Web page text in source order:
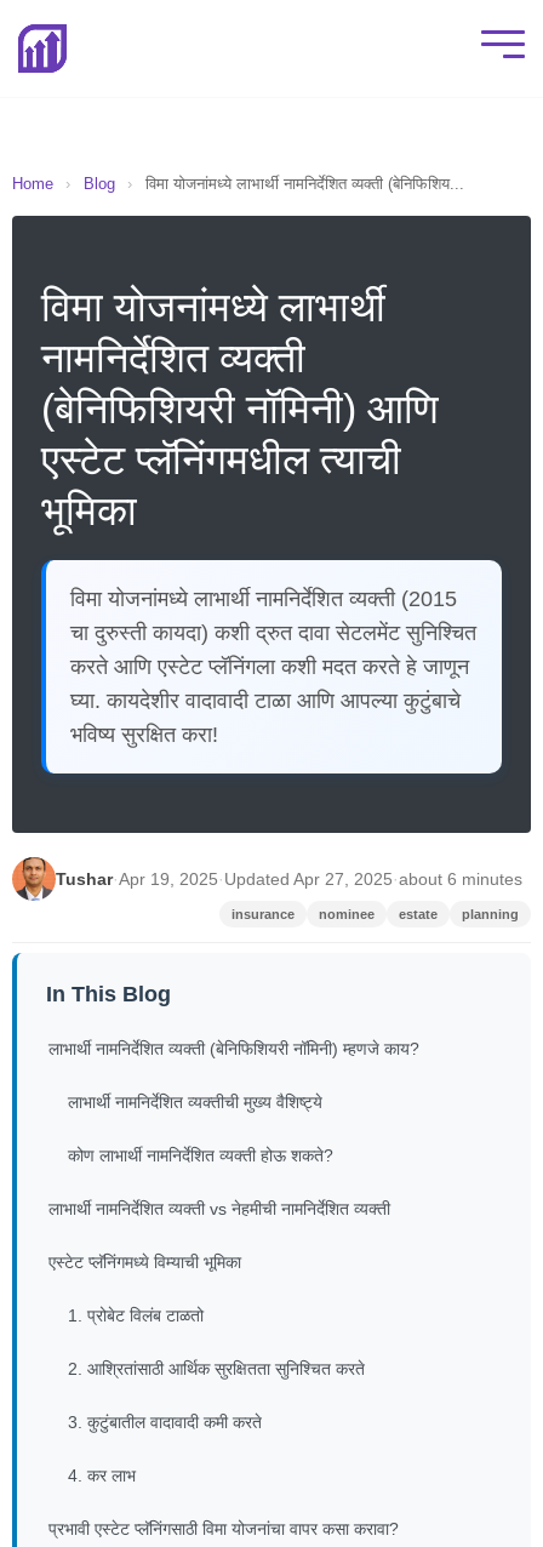
Home › Blog › विमा योजनांमध्ये लाभार्थी नामनिर्देशित व्यक्ती (बेनिफिशिय...
विमा योजनांमध्ये लाभार्थी
नामनिर्देशित व्यक्ती
(बेनिफिशियरी नॉमिनी) आणि
एस्टेट प्लॅनिंगमधील त्याची
भूमिका
विमा योजनांमध्ये लाभार्थी नामनिर्देशित व्यक्ती (2015
चा दुरुस्ती कायदा) कशी द्रुत दावा सेटलमेंट सुनिश्चित
करते आणि एस्टेट प्लॅनिंगला कशी मदत करते हे जाणून
घ्या. कायदेशीर वादावादी टाळा आणि आपल्या कुटुंबाचे
भविष्य सुरक्षित करा!
Tushar·Apr 19, 2025·Updated Apr 27, 2025·about 6 minutes
insurance nominee estate planning
In This Blog
लाभार्थी नामनिर्देशित व्यक्ती (बेनिफिशियरी नॉमिनी) म्हणजे काय?
लाभार्थी नामनिर्देशित व्यक्तीची मुख्य वैशिष्ट्ये
कोण लाभार्थी नामनिर्देशित व्यक्ती होऊ शकते?
लाभार्थी नामनिर्देशित व्यक्ती vs नेहमीची नामनिर्देशित व्यक्ती
एस्टेट प्लॅनिंगमध्ये विम्याची भूमिका
1. प्रोबेट विलंब टाळतो
2. आश्रितांसाठी आर्थिक सुरक्षितता सुनिश्चित करते
3. कुटुंबातील वादावादी कमी करते
4. कर लाभ
प्रभावी एस्टेट प्लॅनिंगसाठी विमा योजनांचा वापर कसा करावा?